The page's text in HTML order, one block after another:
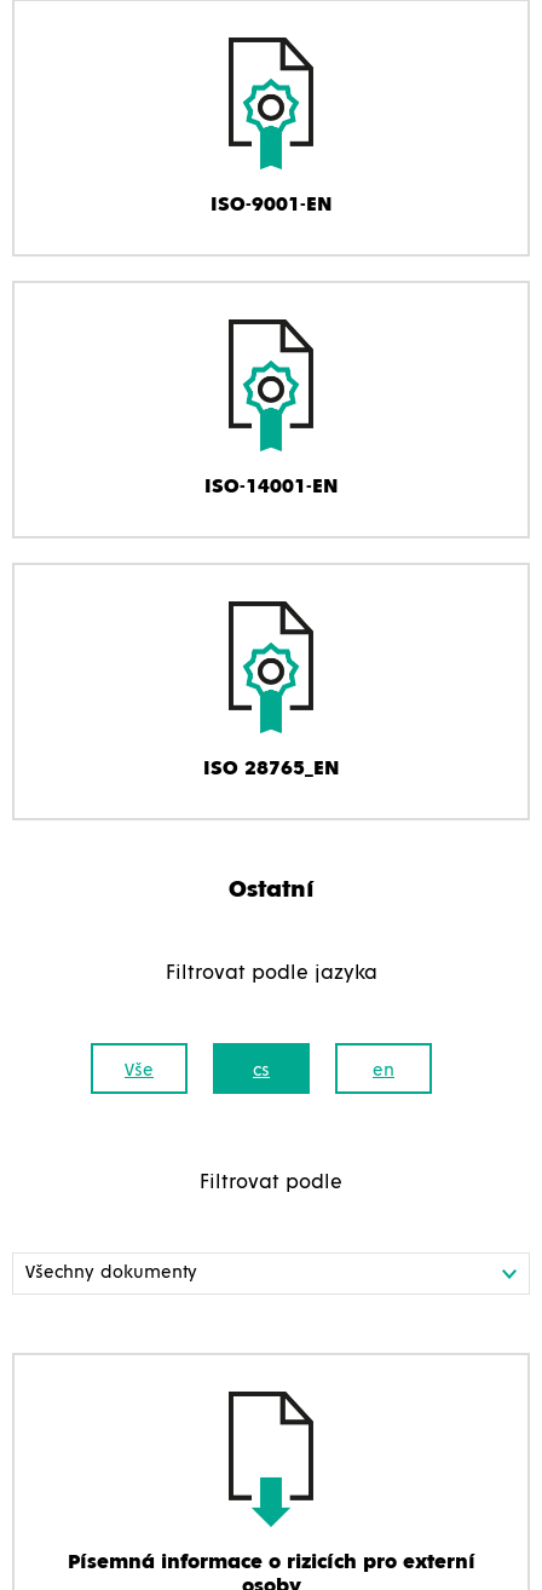
ISO-9001-EN
ISO-14001-EN
ISO 28765_EN
Ostatní
Filtrovat podle jazyka
Vše cs en
Filtrovat podle
Písemná informace o rizicích pro externí